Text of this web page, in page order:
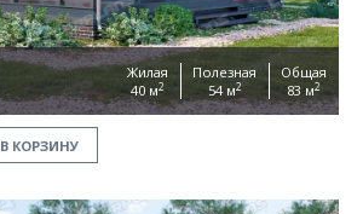
Жилая
40 м2
Полезная
54 м2
Общая
83 м2
В КОРЗИНУ